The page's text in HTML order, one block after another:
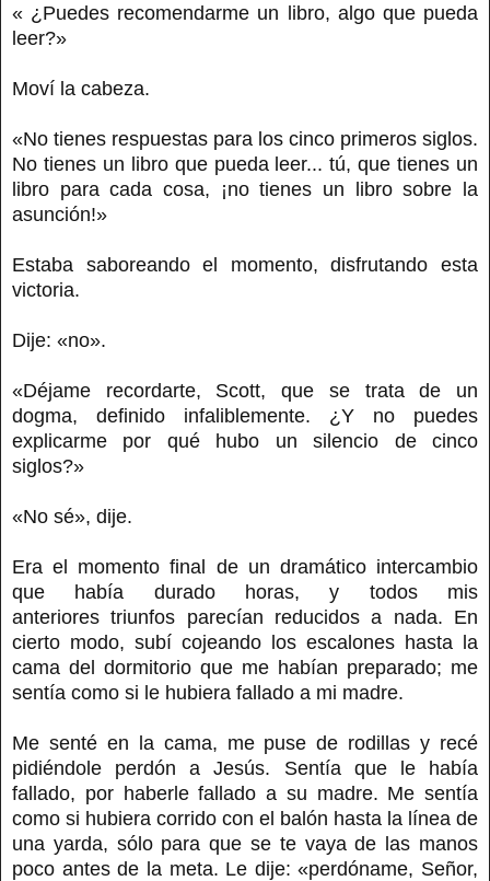
« ¿Puedes recomendarme un libro, algo que pueda
leer?»
Moví la cabeza.
«No tienes respuestas para los cinco primeros siglos.
No tienes un libro que pueda leer... tú, que tienes un
libro para cada cosa, ¡no tienes un libro sobre la
asunción!»
Estaba saboreando el momento, disfrutando esta
victoria.
Dije: «no».
«Déjame recordarte, Scott, que se trata de un
dogma, definido infaliblemente. ¿Y no puedes
explicarme por qué hubo un silencio de cinco
siglos?»
«No sé», dije.
Era el momento final de un dramático intercambio
que había durado horas, y todos mis
anteriores triunfos parecían reducidos a nada. En
cierto modo, subí cojeando los escalones hasta la
cama del dormitorio que me habían preparado; me
sentía como si le hubiera fallado a mi madre.
Me senté en la cama, me puse de rodillas y recé
pidiéndole perdón a Jesús. Sentía que le había
fallado, por haberle fallado a su madre. Me sentía
como si hubiera corrido con el balón hasta la línea de
una yarda, sólo para que se te vaya de las manos
poco antes de la meta. Le dije: «perdóname, Señor,